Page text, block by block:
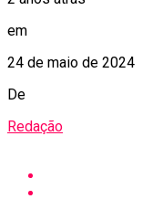
em
24 de maio de 2024
De
Redação